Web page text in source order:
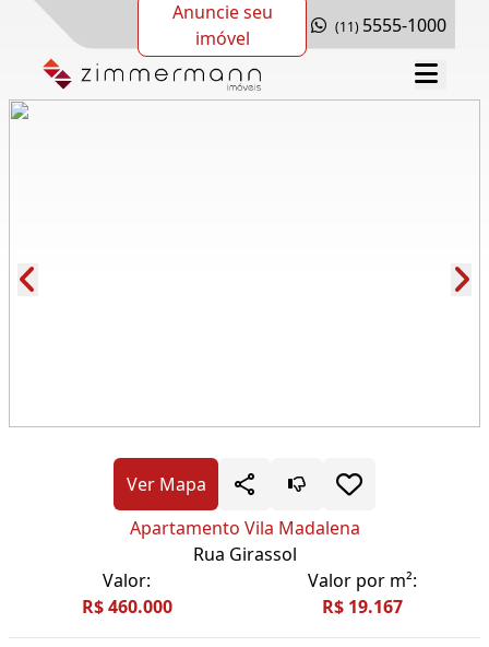
Anuncie seu
imóvel
(11) 5555-1000
Ver Mapa
Apartamento Vila Madalena
Rua Girassol
Valor:
R$ 460.000
Valor por m²:
R$ 19.167